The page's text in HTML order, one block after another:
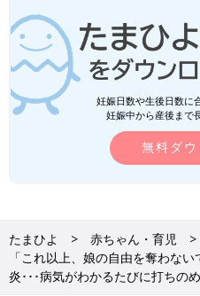
いた
生後9カ月からメガネと補聴器を装着し
妊娠日数や生後日数に
妊娠中から産後まで
無料ダ
たまひよ 赤ちゃん・育児
「これ以上、娘の自由を奪わな
炎･･･病気がわかるたびに打ちの